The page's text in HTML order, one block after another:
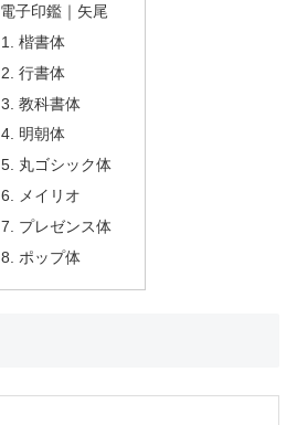
電子印鑑｜矢尾
楷書体
行書体
教科書体
明朝体
丸ゴシック体
メイリオ
プレゼンス体
ポップ体